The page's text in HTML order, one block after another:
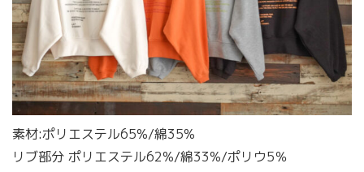
素材:ポリエステル65%/綿35%
リブ部分 ポリエステル62%/綿33%/ポリウ5％